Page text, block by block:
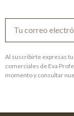
Al suscribirte expresas
comerciales de Eva
momento y consultar